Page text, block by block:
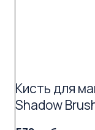
Кисть для
Shadow